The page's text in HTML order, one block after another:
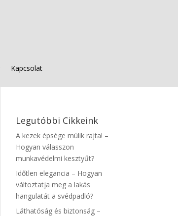
Kapcsolat
Legutóbbi Cikkeink
A kezek épsége múlik rajta! –
Hogyan válasszon
munkavédelmi kesztyűt?
Időtlen elegancia – Hogyan
változtatja meg a lakás
hangulatát a svédpadló?
Láthatóság és biztonság –